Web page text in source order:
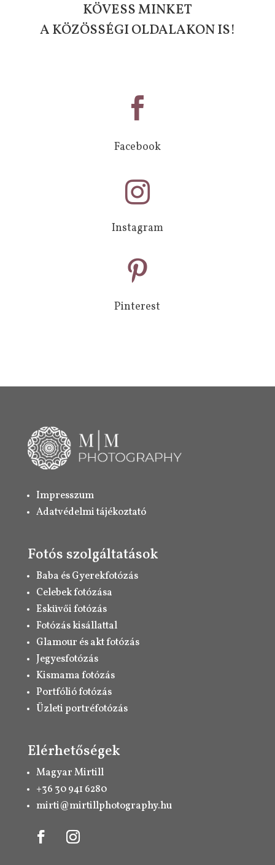
KÖVESS MINKET
A KÖZÖSSÉGI OLDALAKON IS!

Facebook

Instagram

Pinterest
Impresszum
Adatvédelmi tájékoztató
Fotós szolgáltatások
Baba és Gyerekfotózás
Celebek fotózása
Esküvői fotózás
Fotózás kisállattal
Glamour és akt fotózás
Jegyesfotózás
Kismama fotózás
Portfólió fotózás
Üzleti portréfotózás
Elérhetőségek
Magyar Mirtill
+36 30 941 6280
mirti@mirtillphotography.hu